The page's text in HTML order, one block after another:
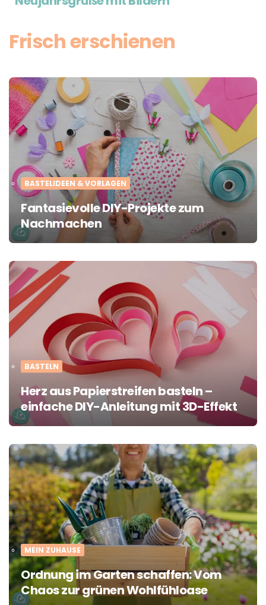
Frisch erschienen
BASTELIDEEN & VORLAGEN
Fantasievolle DIY-Projekte zum
Nachmachen
BASTELN
Herz aus Papierstreifen basteln –
einfache DIY-Anleitung mit 3D-Effekt
MEIN ZUHAUSE
Ordnung im Garten schaffen: Vom
Chaos zur grünen Wohlfühloase